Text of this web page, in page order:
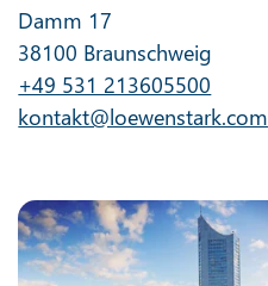
Damm 17
38100 Braunschweig
+49 531 213605500
kontakt@loewenstark.com